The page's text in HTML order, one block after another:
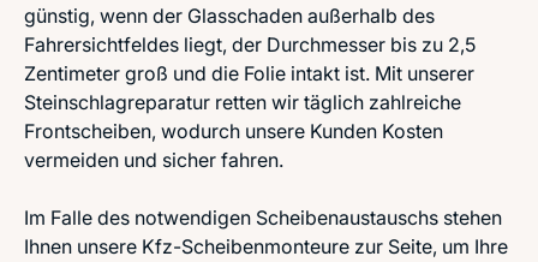
günstig, wenn der Glasschaden außerhalb des
Fahrersichtfeldes liegt, der Durchmesser bis zu 2,5
Zentimeter groß und die Folie intakt ist. Mit unserer
Steinschlagreparatur retten wir täglich zahlreiche
Frontscheiben, wodurch unsere Kunden Kosten
vermeiden und sicher fahren.
Im Falle des notwendigen Scheibenaustauschs stehen
Ihnen unsere Kfz-Scheibenmonteure zur Seite, um Ihre